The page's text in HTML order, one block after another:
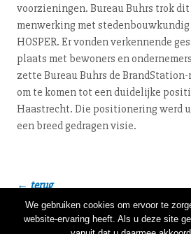
voor­zie­nin­gen. Bureau Buhrs trok
men­wer­king met
HOSPER. Er vonden verkennende
plaats met bewoners en
zette Bureau Buhrs de
om te komen tot een duidelijke
Haastrecht. Die po­si­ti­o­ne­ring werd
een breed gedragen visie.
← terug
LINKEDIN CONTACT
We gebruiken cookies om ervoor te
website-ervaring heeft. Als u deze site